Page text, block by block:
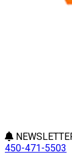
450-471-5503